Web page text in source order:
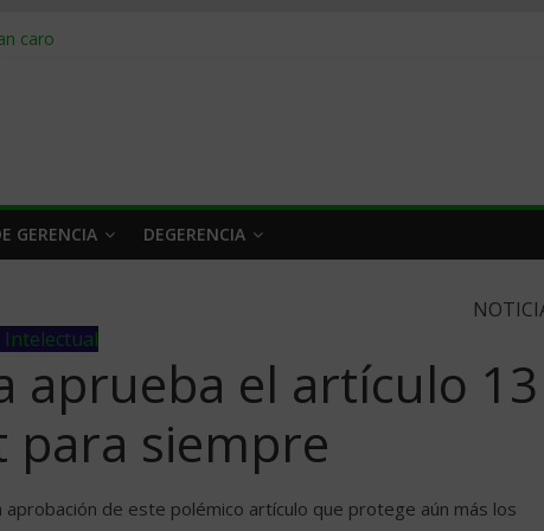
en 2026
qué hacer
y venderle
GERENCIA DEGERENCIA
Intelectual
aprueba el artículo 13
para siempre
de este polémico artículo que protege aún más los